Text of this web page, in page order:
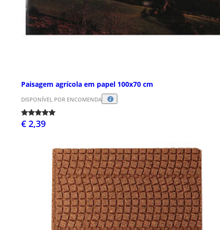
Paisagem agrícola em papel 100x70 cm
DISPONÍVEL POR ENCOMENDA
€ 2,39